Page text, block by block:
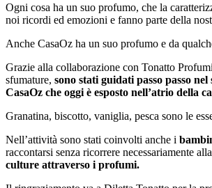
Ogni cosa ha un suo profumo, che la
noi ricordi ed emozioni e fanno parte della
Anche CasaOz ha un suo profumo e da
Grazie alla collaborazione con Tonatto
sfumature, sono stati guidati passo passo
CasaOz che oggi è esposto nell’atrio della
Granatina, biscotto, vaniglia, pesca sono le
Nell’attività sono stati coinvolti anche i
raccontarsi senza ricorrere necessariamente
culture attraverso i profumi.